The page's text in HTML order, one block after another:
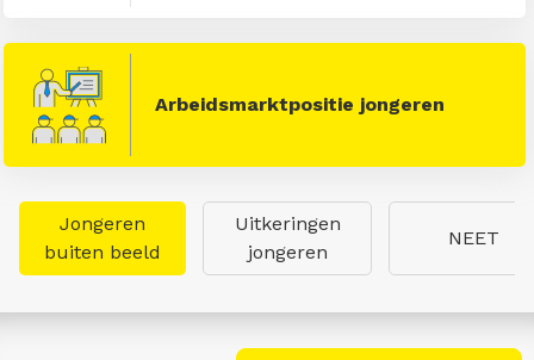
Arbeidsmarktpositie jongeren
Jongeren
buiten beeld
Uitkeringen
jongeren
NEET